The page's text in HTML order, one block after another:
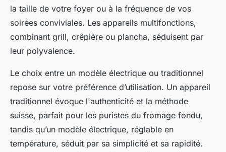
la taille de votre foyer ou à la fréquence de vos
soirées conviviales. Les appareils multifonctions,
combinant grill, crêpière ou plancha, séduisent par
leur polyvalence.
Le choix entre un modèle électrique ou traditionnel
repose sur votre préférence d’utilisation. Un appareil
traditionnel évoque l'authenticité et la méthode
suisse, parfait pour les puristes du fromage fondu,
tandis qu’un modèle électrique, réglable en
température, séduit par sa simplicité et sa rapidité.